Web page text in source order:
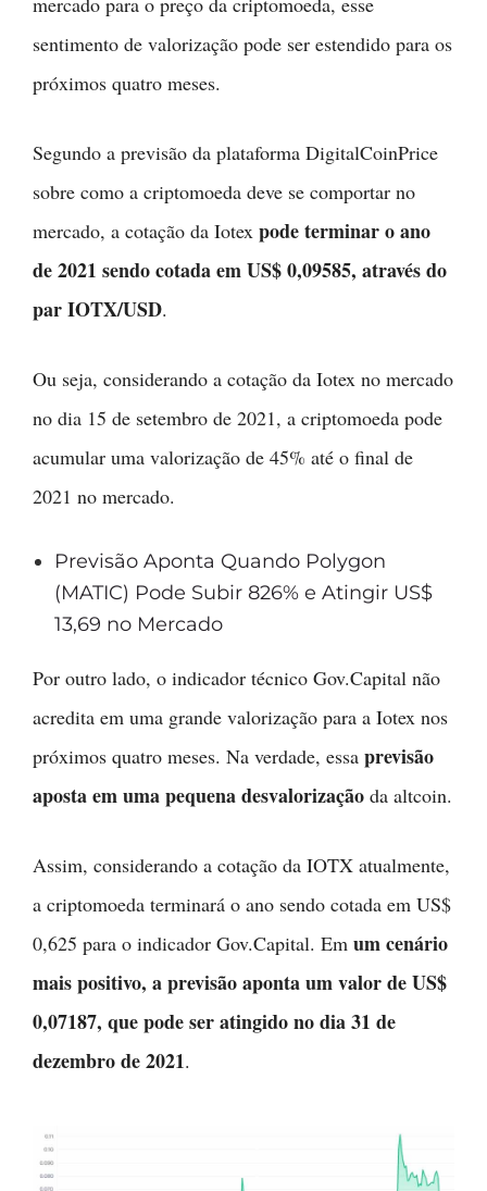
sentimento de valorização pode ser estendido para os
próximos quatro meses.
Segundo a previsão da plataforma DigitalCoinPrice
sobre como a criptomoeda deve se comportar no
mercado, a cotação da Iotex pode terminar o ano
de 2021 sendo cotada em US$ 0,09585, através do
par IOTX/USD.
Ou seja, considerando a cotação da Iotex no mercado
no dia 15 de setembro de 2021, a criptomoeda pode
acumular uma valorização de 45% até o final de
2021 no mercado.
Previsão Aponta Quando Polygon
(MATIC) Pode Subir 826% e Atingir US$
13,69 no Mercado
Por outro lado, o indicador técnico Gov.Capital não
acredita em uma grande valorização para a Iotex nos
próximos quatro meses. Na verdade, essa previsão
aposta em uma pequena desvalorização da altcoin.
Assim, considerando a cotação da IOTX atualmente,
a criptomoeda terminará o ano sendo cotada em US$
0,625 para o indicador Gov.Capital. Em um cenário
mais positivo, a previsão aponta um valor de US$
0,07187, que pode ser atingido no dia 31 de
dezembro de 2021.